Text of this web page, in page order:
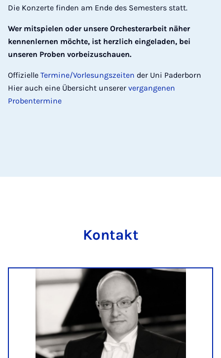
Die Konzerte finden am Ende des Semesters statt.
Wer mitspielen oder unsere Orchesterarbeit näher
kennenlernen möchte, ist herzlich eingeladen, bei
unseren Proben vorbeizuschauen.
Offizielle Termine/Vorlesungszeiten der Uni Paderborn
Hier auch eine Übersicht unserer vergangenen
Probentermine
Kon­takt